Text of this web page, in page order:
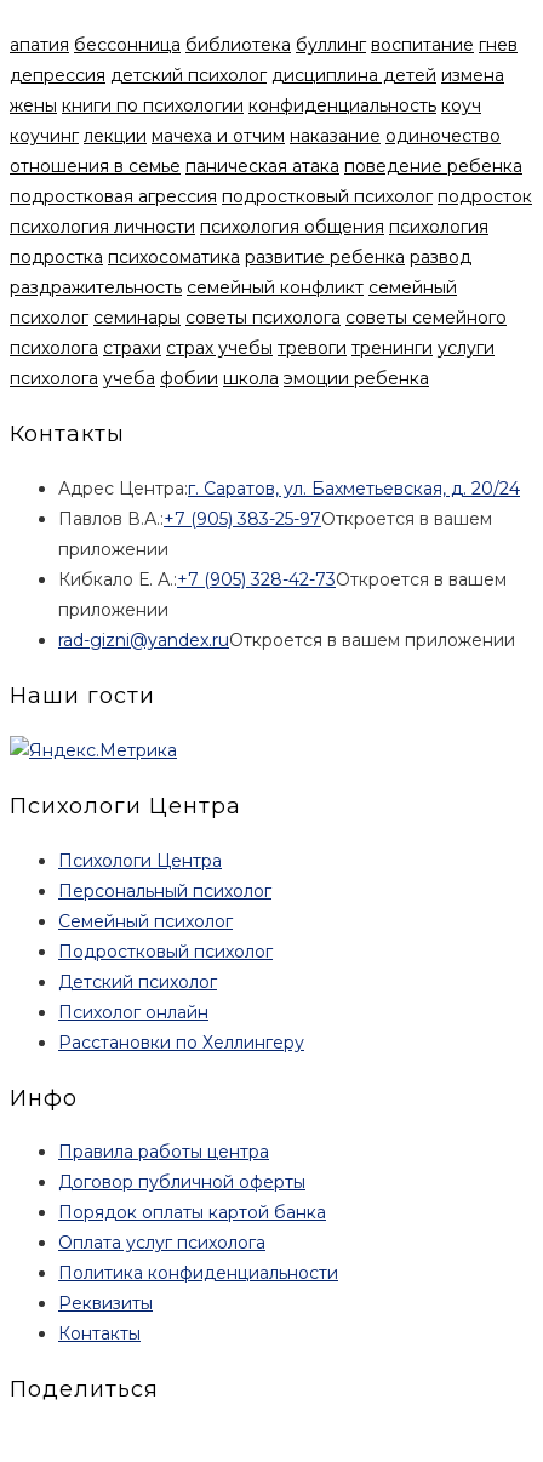
апатия бессонница библиотека буллинг воспитание гнев
депрессия детский психолог дисциплина детей измена
жены книги по психологии конфиденциальность коуч
коучинг лекции мачеха и отчим наказание одиночество
отношения в семье паническая атака поведение ребенка
подростковая агрессия подростковый психолог подросток
психология личности психология общения психология
подростка психосоматика развитие ребенка развод
раздражительность семейный конфликт семейный
психолог семинары советы психолога советы семейного
психолога страхи страх учебы тревоги тренинги услуги
психолога учеба фобии школа эмоции ребенка
Контакты
Адрес Центра:г. Саратов, ул. Бахметьевская, д. 20/24
Павлов В.А.:+7 (905) 383-25-97Откроется в вашем
приложении
Кибкало Е. А.:+7 (905) 328-42-73Откроется в вашем
приложении
rad-gizni@yandex.ruОткроется в вашем приложении
Наши гости
Психологи Центра
Психологи Центра
Персональный психолог
Семейный психолог
Подростковый психолог
Детский психолог
Психолог онлайн
Расстановки по Хеллингеру
Инфо
Правила работы центра
Договор публичной оферты
Порядок оплаты картой банка
Оплата услуг психолога
Политика конфиденциальности
Реквизиты
Контакты
Поделиться